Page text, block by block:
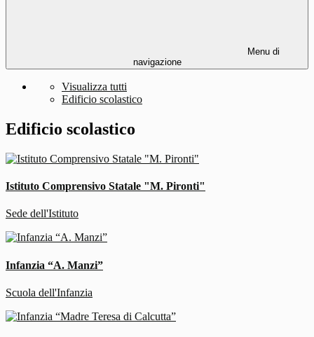
Menu di
navigazione
Visualizza tutti
Edificio scolastico
Edificio scolastico
Istituto Comprensivo Statale "M. Pironti"
Sede dell'Istituto
Infanzia “A. Manzi”
Scuola dell'Infanzia